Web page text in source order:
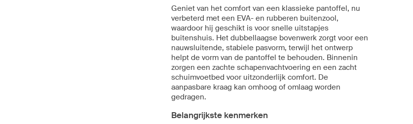
Geniet van het comfort van een klassieke pantoffel, nu
verbeterd met een EVA- en rubberen buitenzool,
waardoor hij geschikt is voor snelle uitstapjes
buitenshuis. Het dubbellaagse bovenwerk zorgt voor een
nauwsluitende, stabiele pasvorm, terwijl het ontwerp
helpt de vorm van de pantoffel te behouden. Binnenin
zorgen een zachte schapenvachtvoering en een zacht
schuimvoetbed voor uitzonderlijk comfort. De
aanpasbare kraag kan omhoog of omlaag worden
gedragen.
Belangrijkste kenmerken